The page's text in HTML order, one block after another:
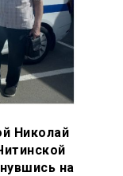
Николай
на